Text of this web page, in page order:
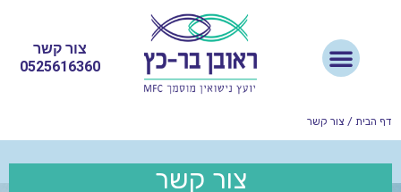
צור קשר
0525616360
דף הבית / צור קשר
צור קשר